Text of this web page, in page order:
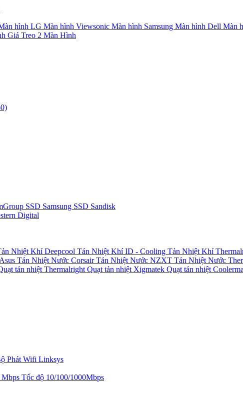
hình LG Màn hình Viewsonic Màn hình Samsung Màn hình Dell Màn
Giá Treo 2 Màn Hình
SSD Samsung SSD Sandisk
Digital
Nhiệt Khí Deepcool Tản Nhiệt Khí ID - Cooling Tản Nhiệt Khí
Tản Nhiệt Nước CorsairTản Nhiệt Nước NZXT Tản Nhiệt Nước
tản nhiệt Thermalright Quạt tản nhiệt Xigmatek Quạt tản nhiệt
Phát Wifi Linksys
Mbps Tốc độ 10/100/1000Mbps